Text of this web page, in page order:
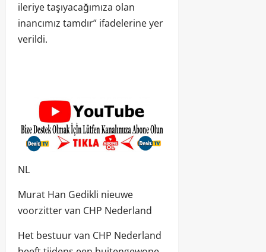
ileriye taşıyacağımıza olan
inancımız tamdır” ifadelerine yer
verildi.
NL
Murat Han Gedikli nieuwe
voorzitter van CHP Nederland
Het bestuur van CHP Nederland